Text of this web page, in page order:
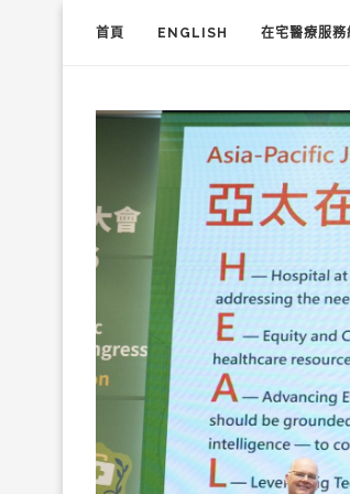
首頁 ENGLISH 在宅醫療服務